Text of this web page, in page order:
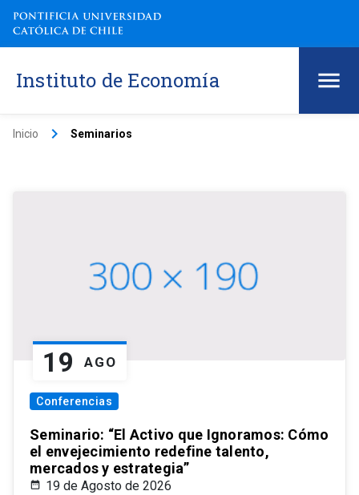
Instituto de Economía
Inicio keyboard_arrow_right Seminarios
19 AGO
Conferencias
Seminario: “El Activo que Ignoramos: Cómo
el envejecimiento redefine talento,
mercados y estrategia”
19 de Agosto de 2026